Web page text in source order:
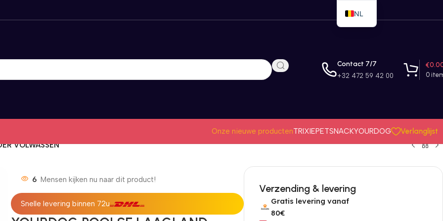
Contact 7/7
+32 472 59 42 00 0
€
Onze nieuwe productenTRIXIEPETSNACKYOURDOG
Verlanglijst
VOLWASSEN
6 Mensen kijken nu naar dit product!
Snelle levering binnen 72u
Verzending & levering
Gratis levering vanaf
80€
NL
EN